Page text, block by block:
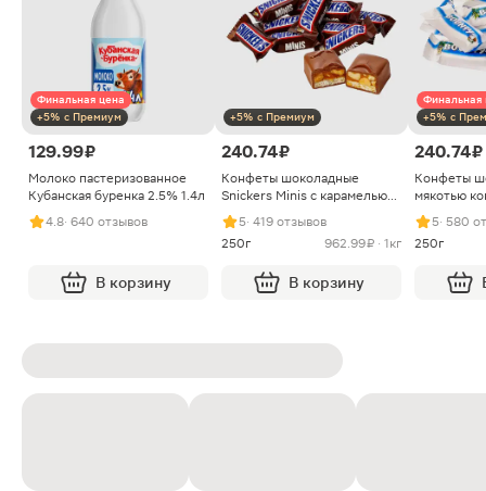
Финальная цена
+5% с Премиум
129.99 ₽
Молоко пастеризованное
Кубанская буренка 2.5% 1.4л
4.8· 640 отзывов
В корзину
+5% с Премиум
240.74 ₽
Конфеты шоколадные
Snickers Minis с карамелью
арахисом и нугой
5· 419 отзывов
250г
962.99 ₽ · 1кг
В корзину
Финальная
+5% с
240.74 ₽
Конфеты
мякотью
5· 580
250г